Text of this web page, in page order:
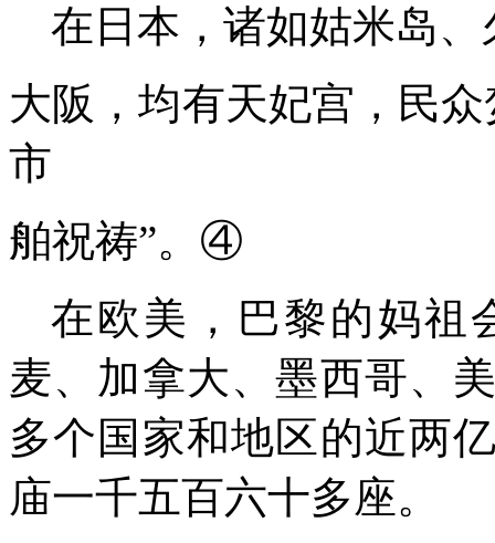
在日本，诸如姑米岛
大阪，均有天妃宫，民
市
舶祝祷”。 ④
在欧美，巴黎的妈祖
麦、加拿大、墨西哥、
多个国家和地区的近两
庙一千五百六十多座。